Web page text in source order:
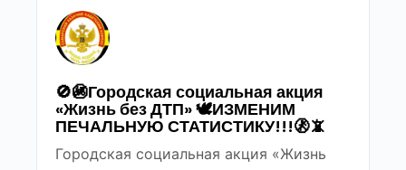
🚫🚳Городская социальная акция
«Жизнь без ДТП» 🕊ИЗМЕНИМ
ПЕЧАЛЬНУЮ СТАТИСТИКУ!!!🚷📵
Городская социальная акция «Жизнь